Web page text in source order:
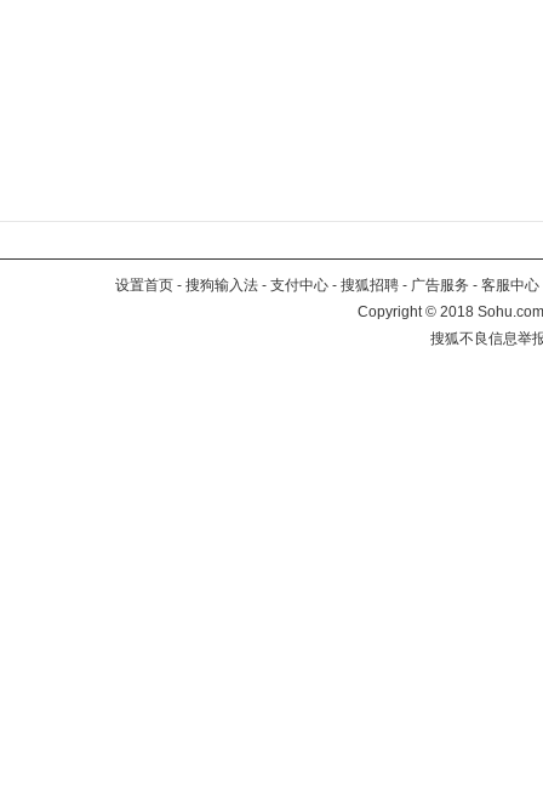
设置首页 - 搜狗输入法 - 支付中心 - 搜狐招聘 - 广告服务 - 客服中心
Copyright©2018
搜狐不良信息举